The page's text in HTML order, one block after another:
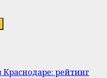
рейтинг